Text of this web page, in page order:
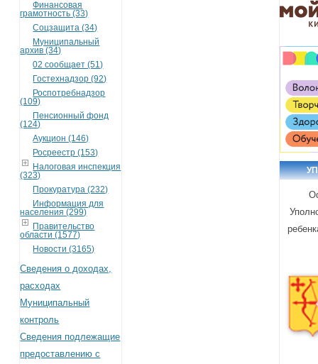
Финансовая
грамотность (33)
Соцзащита (34)
Муниципальный
архив (34)
02 сообщает (51)
Гостехнадзор (92)
Роспотребнадзор
(109)
Пенсионный фонд
(124)
Аукцион (146)
Росреестр (153)
Налоговая инспекция
(323)
Прокуратура (232)
Информация для
населения (299)
Правительство
области (1577)
Новости (3165)
Сведения о доходах,
расходах
Муниципальный
контроль
Сведения подлежащие
предоставлению с